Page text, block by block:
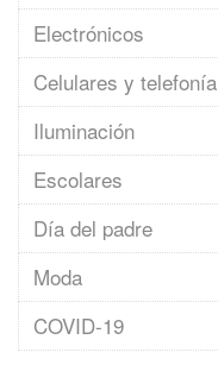
Electrónicos
Celulares y telefonía
Iluminación
Escolares
Día del padre
Moda
COVID-19